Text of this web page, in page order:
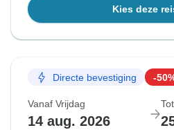
Kies deze
Directe bevestiging -
Vanaf Vrijdag
14 aug. 2026